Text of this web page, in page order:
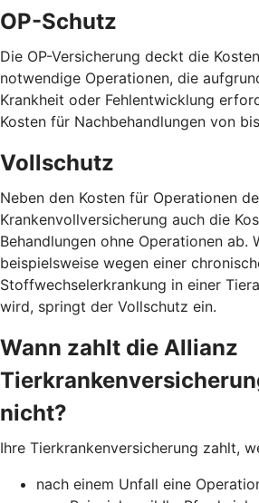
OP-Schutz
Die OP-Versicherung deckt die
notwendige Operationen, die
Krankheit oder Fehlentwicklung
Kosten für Nachbehandlungen von
Vollschutz
Neben den Kosten für Operationen
Krankenvollversicherung auch die
Behandlungen ohne Operationen ab.
beispielsweise wegen einer
Stoffwechselerkrankung in einer
wird, springt der Vollschutz ein.
Wann zahlt die Allianz
nicht?
Ihre Tierkrankenversicherung zahlt,
nach einem Unfall eine